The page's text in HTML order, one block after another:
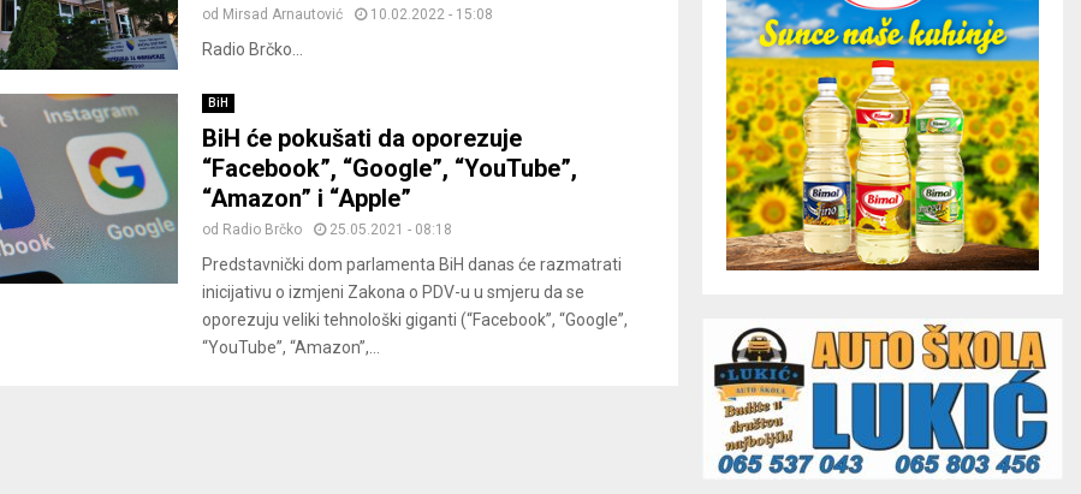
od Mirsad Arnautović 10.02.2022 - 15:08
Radio Brčko...
BiH
BiH će pokušati da oporezuje
“Facebook”, “Google”, “YouTube”,
“Amazon” i “Apple”
od Radio Brčko 25.05.2021 - 08:18
Predstavnički dom parlamenta BiH danas će razmatrati
inicijativu o izmjeni Zakona o PDV-u u smjeru da se
oporezuju veliki tehnološki giganti (“Facebook”, “Google”,
“YouTube”, “Amazon”,...